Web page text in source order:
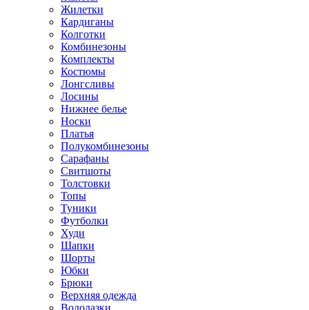
Жилетки
Кардиганы
Колготки
Комбинезоны
Комплекты
Костюмы
Лонгсливы
Лосины
Нижнее белье
Носки
Платья
Полукомбинезоны
Сарафаны
Свитшоты
Толстовки
Топы
Туники
Футболки
Худи
Шапки
Шорты
Юбки
Брюки
Верхняя одежда
Водолазки